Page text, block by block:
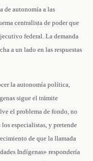
de autonomía a las
centralista de poder que
federal. La demanda
a un lado en las respuestas
la autonomía política,
sigue el trámite
el problema de fondo, no
los especialistas, y pretende
de que la llamada
Indígenas» respondería